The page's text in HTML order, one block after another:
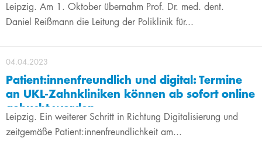
Leipzig. Am 1. Oktober übernahm Prof. Dr. med. dent.
Daniel Reißmann die Leitung der Poliklinik für...
04.04.2023
Patient:innenfreundlich und digital: Termine
an UKL-Zahnkliniken können ab sofort online
gebucht werden
Leipzig. Ein weiterer Schritt in Richtung Digitalisierung und
zeitgemäße Patient:innenfreundlichkeit am...